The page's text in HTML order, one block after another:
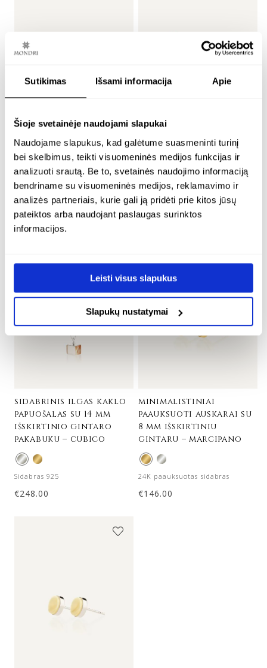
Sutikimas Išsami informacija Apie
Šioje svetainėje naudojami slapukai
Naudojame slapukus, kad galėtume suasmeninti turinį
bei skelbimus, teikti visuomeninės medijos funkcijas ir
analizuoti srautą. Be to, svetainės naudojimo informaciją
bendriname su visuomeninės medijos, reklamavimo ir
analizės partneriais, kurie gali ją pridėti prie kitos jūsų
pateiktos arba naudojant paslaugas surinktos
informacijos.
Leisti visus slapukus
Slapukų nustatymai
minimalistiniai
5 mm vyšniniu gintaru –
golden cherry
24K paauksuotas sidabras
€68.00
minimalistiniai
8 mm facetuotu
gintaru – bliss
24K paauksuotas sidabras
€92.00
sidabrinis ilgas kaklo
papuošalas su 14 mm
išskirtinio gintaro
pakabuku – cubico
Sidabras 925
€248.00
minimalistiniai
paauksuoti auskarai su
8 mm išskirtiniu
gintaru – marcipano
24K paauksuotas sidabras
€146.00